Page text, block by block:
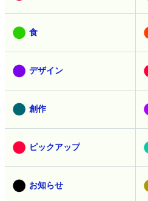
食
デザイン
創作
ピックアップ
お知らせ